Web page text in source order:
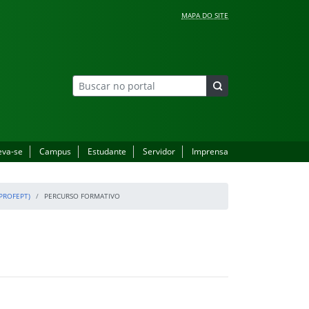
MAPA DO SITE
se Campus Estudante Servidor Imprensa
PERCURSO FORMATIVO